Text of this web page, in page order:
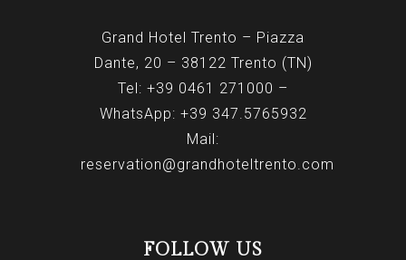
Grand Hotel Trento – Piazza
Dante, 20 – 38122 Trento (TN)
Tel: +39 0461 271000 –
WhatsApp: +39 347.5765932
Mail:
reservation@grandhoteltrento.com
FOLLOW US